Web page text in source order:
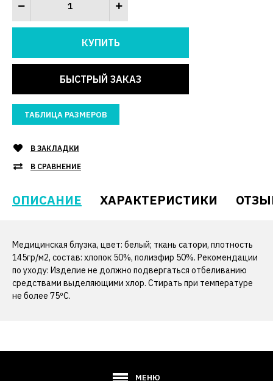
БЫСТРЫЙ ЗАКАЗ
ТАБЛИЦА РАЗМЕРОВ
В ЗАКЛАДКИ
В СРАВНЕНИЕ
ОПИСАНИЕ ХАРАКТЕРИСТИКИ
Медицинская блузка, цвет: белый; ткань сатори, плотность
145гр/м2, состав: хлопок 50%, полиэфир 50%. Рекомендации
по уходу: Изделие не должно подвергаться отбеливанию
средствами выделяющими хлор. Стирать при температуре
не более 75ºС.
МЕНЮ